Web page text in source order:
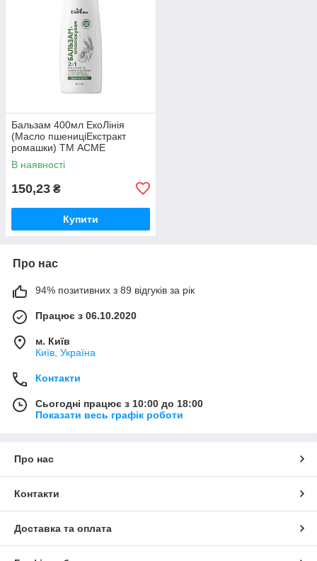
Бальзам 400мл ЕкоЛінія
(Масло пшениціЕкстракт
ромашки) ТМ ACME
В наявності
150,23 ₴
Купити
Про нас
94% позитивних з 89 відгуків за рік
Працює з 06.10.2020
м. Київ
Київ, Україна
Контакти
Сьогодні працює з 10:00 до 18:00
Показати весь графік роботи
Про нас
Контакти
Доставка та оплата